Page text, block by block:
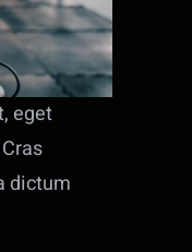
eget
dictum